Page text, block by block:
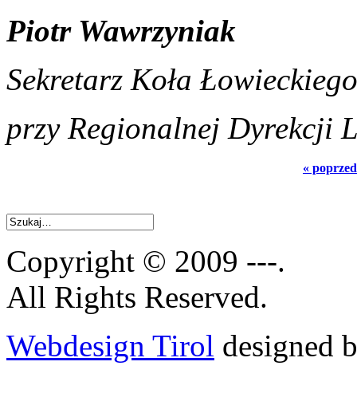
Piotr Wawrzyniak
Sekretarz Koła
przy Regionalnej Dyrekcji
«
Copyright © 2009 ---.
All Rights Reserved.
Webdesign Tirol designed